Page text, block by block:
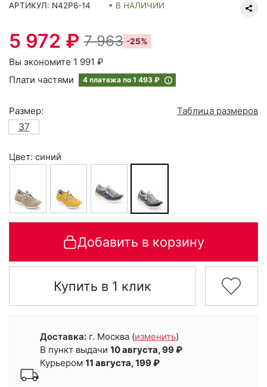
АРТИКУЛ: N42P6-14 • В НАЛИЧИИ
5 972 ₽ 7 963 -25%
Вы экономите 1 991 ₽
Плати частями
4 платежа по 1 493 ₽
Размер:
Таблица размеров
37
Цвет: синий
Добавить в корзину
Купить в 1 клик
Доставка: г. Москва (изменить)
В пункт выдачи 10 августа, 99 ₽
Курьером 11 августа, 199 ₽